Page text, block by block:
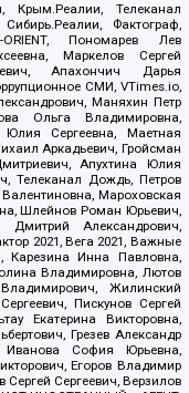
Крым.Реалии, Телеканал
Фактограф,
Пономарев Лев
Маркелов Сергей
Апахончич Дарья
СМИ, VTimes.io,
Маняхин Петр
Ольга Владимировна,
Сергеевна, Маетная
Аркадьевич, Гройсман
Апухтина Юлия
Телеканал Дождь, Петров
Мароховская
Шлейнов Роман Юрьевич,
Александрович,
2021, Вега 2021, Важные
Карезина Инна Павловна,
Владимировна, Лютов
Жилинский
Пискунов Сергей
Екатерина Викторовна,
Грезев Александр
Иванова София Юрьевна,
Егоров Владимир
Сергеевич, Верзилов